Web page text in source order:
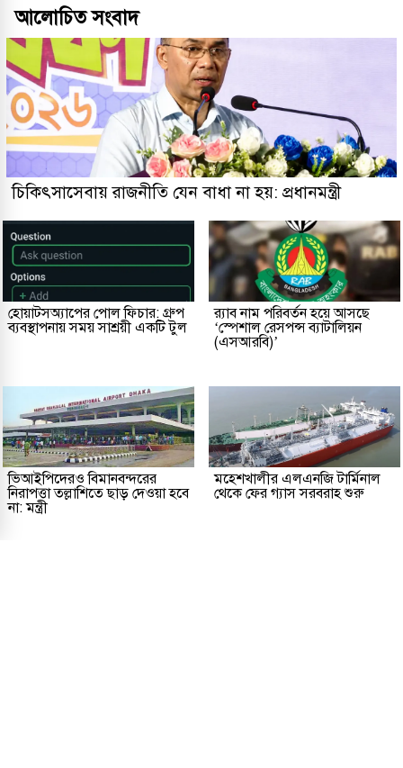
আলোচিত সংবাদ
চিকিৎসাসেবায় রাজনীতি যেন বাধা না হয়: প্রধানমন্ত্রী
হোয়াটসঅ্যাপের পোল ফিচার: গ্রুপ
ব্যবস্থাপনায় সময় সাশ্রয়ী একটি টুল
র‌্যাব নাম পরিবর্তন হয়ে আসছে
‘স্পেশাল রেসপন্স ব্যাটালিয়ন
(এসআরবি)’
ভিআইপিদেরও বিমানবন্দরের
নিরাপত্তা তল্লাশিতে ছাড় দেওয়া হবে
না: মন্ত্রী
মহেশখালীর এলএনজি টার্মিনাল
থেকে ফের গ্যাস সরবরাহ শুরু